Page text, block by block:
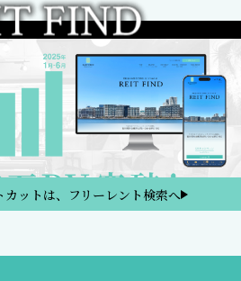
ットは、フリーレント検索へ